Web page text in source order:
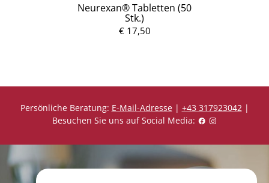
Neurexan® Tabletten (50
Stk.)
€ 17,50
Persönliche Beratung: E-Mail-Adresse| +43 317923042 |
Besuchen Sie uns auf Social Media: